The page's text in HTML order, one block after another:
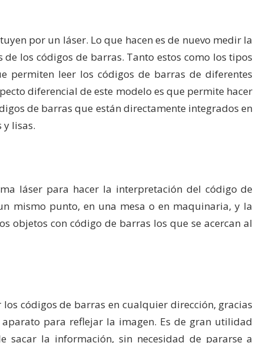
por un láser. Lo que hacen es de nuevo medir la
los códigos de barras. Tanto estos como los tipos
permiten leer los códigos de barras de diferentes
diferencial de este modelo es que permite hacer
de barras que están directamente integrados en
lisas.
láser para hacer la interpretación del código de
mismo punto, en una mesa o en maquinaria, y la
objetos con código de barras los que se acercan al
códigos de barras en cualquier dirección, gracias
para reflejar la imagen. Es de gran utilidad
la información, sin necesidad de pararse a